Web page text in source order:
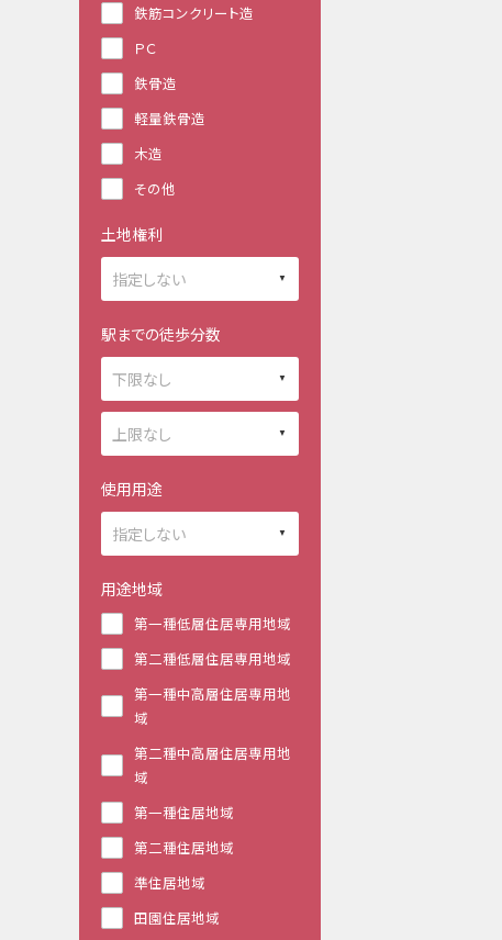
鉄筋コンクリート造
ＰＣ
鉄骨造
軽量鉄骨造
木造
その他
土地権利
駅までの徒歩分数
使用用途
用途地域
第一種低層住居専用地域
第二種低層住居専用地域
第一種中高層住居専用地
域
第二種中高層住居専用地
域
第一種住居地域
第二種住居地域
準住居地域
田園住居地域